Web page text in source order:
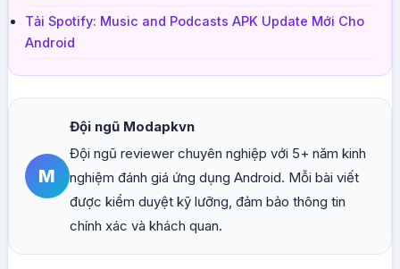
Tải Spotify: Music and Podcasts APK Update Mới Cho
Android
M
Đội ngũ Modapkvn
Đội ngũ reviewer chuyên nghiệp với 5+ năm kinh
nghiệm đánh giá ứng dụng Android. Mỗi bài viết
được kiểm duyệt kỹ lưỡng, đảm bảo thông tin
chính xác và khách quan.